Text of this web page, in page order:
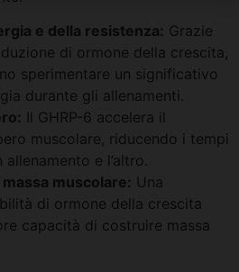
e della resistenza: Grazie
di ormone della crescita,
sperimentare un significativo
durante gli allenamenti.
Il GHRP-6 accelera il
muscolare, riducendo i tempi
e l’altro.
muscolare: Una
di ormone della crescita
capacità di costruire massa